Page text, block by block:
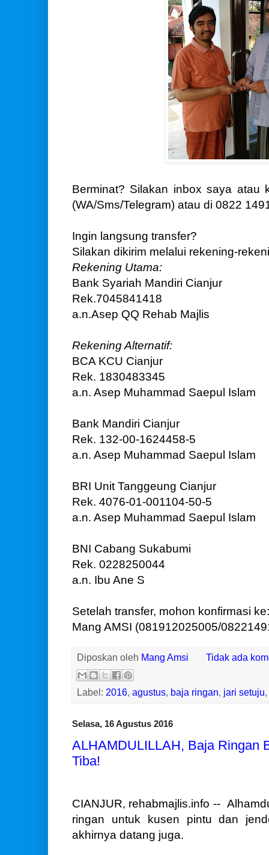
Berminat? Silakan inbox saya atau
(WA/Sms/Telegram) atau di 0822
Ingin langsung transfer?
Silakan dikirim melalui rekening-
Rekening Utama:
Bank Syariah Mandiri Cianjur
Rek.7045841418
a.n.Asep QQ Rehab Majlis
Rekening Alternatif:
BCA KCU Cianjur
Rek. 1830483345
a.n. Asep Muhammad Saepul Islam
Bank Mandiri Cianjur
Rek. 132-00-1624458-5
a.n. Asep Muhammad Saepul Islam
BRI Unit Tanggeung Cianjur
Rek. 4076-01-001104-50-5
a.n. Asep Muhammad Saepul Islam
BNI Cabang Sukabumi
Rek. 0228250044
a.n. Ibu Ane S
Setelah transfer, mohon konfirmasi ke:
Mang AMSI (081912025005/
Diposkan oleh Mang Amsi Tidak ada
Label: 2016, agustus, baja ringan, jari setuju,
Selasa, 16 Agustus 2016
ALHAMDULILLAH, Baja Ringan
Tiba!
CIANJUR, rehabmajlis.info --
ringan untuk kusen pintu dan
akhirnya datang juga.